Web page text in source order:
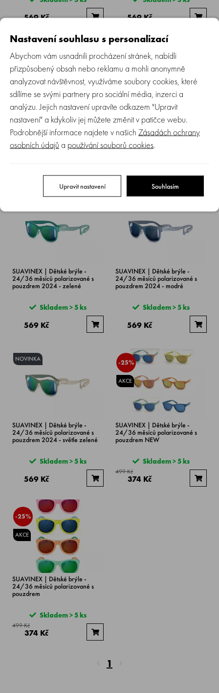
569 Kč 569 Kč
NOVINKA
SUAVINEX | Dětské brýle -
24/36 měsíců polarizované s
pouzdrem 2024 - okrové
SUAVINEX | Dětské brýle -
24/36 měsíců polarizované s
pouzdrem 2024 - růžové
SUAVINEX | Dětské brýle -
24/36 měsíců polarizované s
pouzdrem 2024 - zelené
Skladem > 5 ks
569 Kč
SUAVINEX | Dětské brýle -
24/36 měsíců polarizované s
pouzdrem 2024 - modré
Skladem > 5 ks
569 Kč
NOVINKA
SUAVINEX | Dětské brýle -
24/36 měsíců polarizované s
pouzdrem 2024 - světle zelené
Skladem > 5 ks
569 Kč
-25%
AKCE
SUAVINEX | Dětské brýle -
24/36 měsíců polarizované s
pouzdrem NEW
Skladem > 5 ks
499 Kč
374 Kč
-25%
AKCE
SUAVINEX | Dětské brýle -
24/36 měsíců polarizované s
pouzdrem
Skladem > 5 ks
499 Kč
374 Kč
1
Nastavení souhlasu s personalizací
Abychom vám usnadnili procházení stránek, nabídli
přizpůsobený obsah nebo reklamu a mohli anonymně
analyzovat návštěvnost, využíváme soubory cookies, které
sdílíme se svými partnery pro sociální média, inzerci a
analýzu. Jejich nastavení upravíte odkazem "Upravit
nastavení" a kdykoliv jej můžete změnit v patičce webu.
Podrobnější informace najdete v našich Zásadách ochrany
osobních údajů a používání souborů cookies.
Upravit nastavení Souhlasím